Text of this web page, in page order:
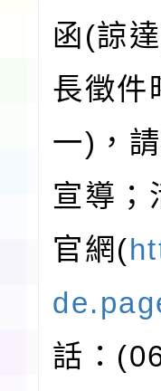
函(諒
長徵件
一)，
宣導；
官網(
話：